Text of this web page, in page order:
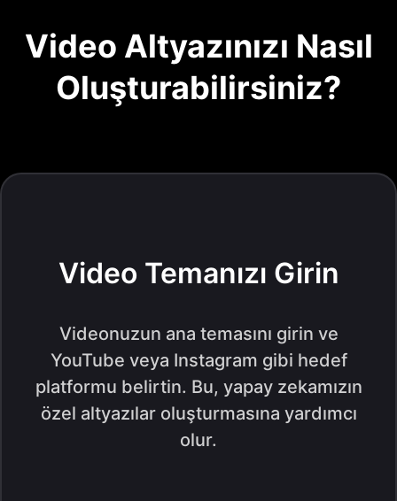
Video Altyazınızı Nasıl
Oluşturabilirsiniz?
Video Temanızı Girin
Videonuzun ana temasını girin ve
YouTube veya Instagram gibi hedef
platformu belirtin. Bu, yapay zekamızın
özel altyazılar oluşturmasına yardımcı
olur.